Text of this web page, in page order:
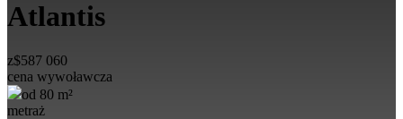
Atlantis
z$587 060
cena wywoławcza
od 80 m²
metraż